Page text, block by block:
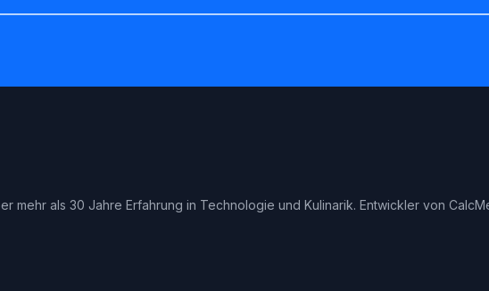
mehr als 30 Jahre Erfahrung in Technologie und Kulinarik. Entwickler von